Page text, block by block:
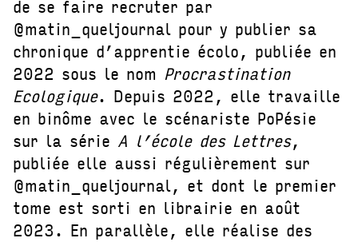
de se faire recruter par
@matin_queljournal pour y publier sa
chronique d’apprentie écolo, publiée en
2022 sous le nom Procrastination
Ecologique. Depuis 2022, elle travaille
en binôme avec le scénariste PoPésie
sur la série A l’école des Lettres,
publiée elle aussi régulièrement sur
@matin_queljournal, et dont le premier
tome est sorti en librairie en août
2023. En parallèle, elle réalise des